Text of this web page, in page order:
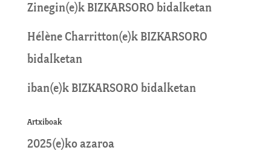
Zinegin(e)k BIZKARSORO bidalketan
Hélène Charritton(e)k BIZKARSORO
bidalketan
iban(e)k BIZKARSORO bidalketan
Artxiboak
2025(e)ko azaroa